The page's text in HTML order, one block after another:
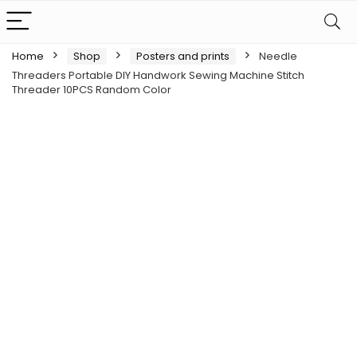
Home Shop Posters and prints
Needle
Threaders Portable DIY Handwork Sewing Machine Stitch
Threader 10PCS Random Color